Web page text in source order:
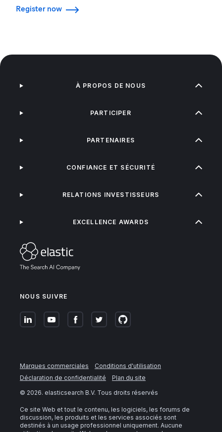
Register now
NOUS SUIVRE
À PROPOS DE NOUS
PARTICIPER
PARTENAIRES
CONFIANCE ET SÉCURITÉ
RELATIONS INVESTISSEURS
EXCELLENCE AWARDS
Marques commerciales
Conditions d'utilisation
Déclaration de confidentialité
Plan du site
© 2026. elasticsearch B.V. Tous droits réservés
Ce site Web et tout le contenu, les logiciels, les forums de
discussion, les produits et les services associés sont
destinés à un usage professionnel uniquement. Aucune